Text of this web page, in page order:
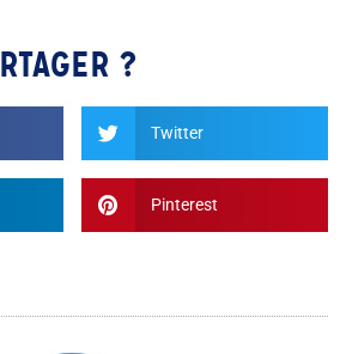
?
Twitter
Pinterest